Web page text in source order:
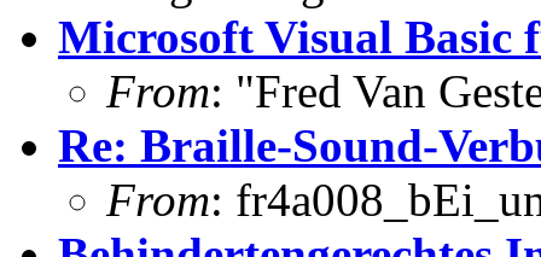
Microsoft Visual Basic
From: "Fred Van
Re: Braille-Sound-
From: